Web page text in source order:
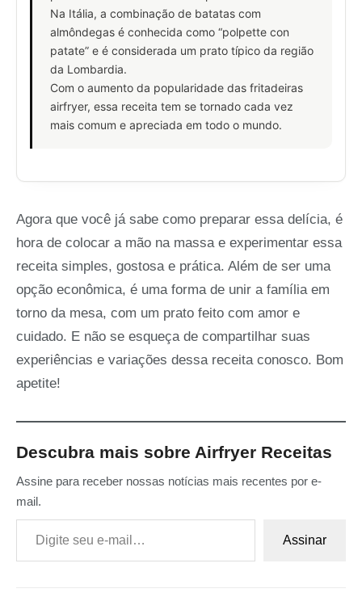
Na Itália, a combinação de batatas com
almôndegas é conhecida como “polpette con
patate” e é considerada um prato típico da região
da Lombardia.
Com o aumento da popularidade das fritadeiras
airfryer, essa receita tem se tornado cada vez
mais comum e apreciada em todo o mundo.
Agora que você já sabe como preparar essa delícia, é
hora de colocar a mão na massa e experimentar essa
receita simples, gostosa e prática. Além de ser uma
opção econômica, é uma forma de unir a família em
torno da mesa, com um prato feito com amor e
cuidado. E não se esqueça de compartilhar suas
experiências e variações dessa receita conosco. Bom
apetite!
Descubra mais sobre Airfryer Receitas
Assine para receber nossas notícias mais recentes por e-
mail.
Digite seu e-mail…
Assinar